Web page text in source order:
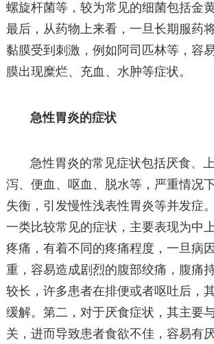
螺旋杆菌等，较为常见的细菌包括金
最后，从药物上来看，一旦长期服药
黏膜受到刺激，例如阿司匹林等，容
膜出现糜烂、充血、水肿等症状。
急性胃炎的症状
急性胃炎的常见症状包括厌食、
泻、便血、呕血、脱水等，严重情况
失衡，引发慢性浅表性胃炎等并发症
一类比较常见的症状，主要表现为中
疼痛，有着不同的疼痛程度，一旦病
重，容易造成剧烈的腹部绞痛，腹痛
较长，许多患者在排便或者呕吐后，
缓解。第二，对于厌食症状，其主要
关，进而导致患者食欲不佳，容易有